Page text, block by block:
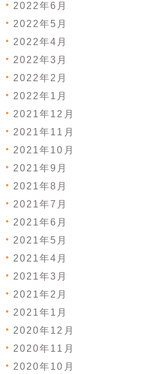
2022年6月
2022年5月
2022年4月
2022年3月
2022年2月
2022年1月
2021年12月
2021年11月
2021年10月
2021年9月
2021年8月
2021年7月
2021年6月
2021年5月
2021年4月
2021年3月
2021年2月
2021年1月
2020年12月
2020年11月
2020年10月